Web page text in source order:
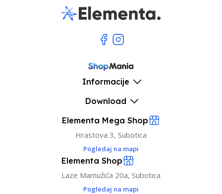
Informacije
Download
Elementa Mega Shop
Hrastova 3, Subotica
Pogledaj na mapi
Elementa Shop
Laze Mamužića 20a, Subotica
Pogledaj na mapi